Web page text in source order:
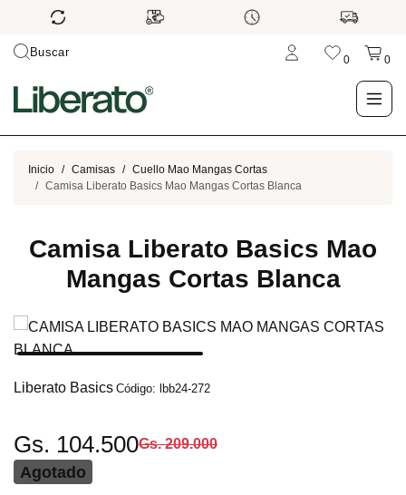
Buscar
0 0
LO NUEVO
BLOG
Inicio Camisas
Cuello Mao Mangas Cortas
Camisa Liberato Basics Mao Mangas Cortas Blanca
Camisa Liberato Basics Mao
Mangas Cortas Blanca
Liberato Basics Código: lbb24-272
Gs. 104.500Gs. 209.000
Agotado